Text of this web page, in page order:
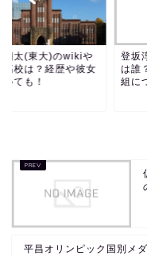
翔太(東大)のwikiや
高校は？経歴や彼女
いても！
登坂
は誰
組に
平昌オリンピック国別メ